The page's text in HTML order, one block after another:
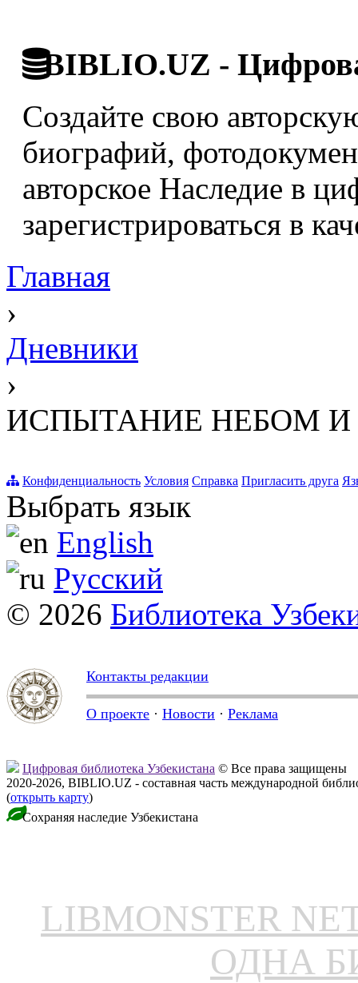
BIBLIO.UZ -
Создайте свою
биографий,
авторское Наследие в
зарегистрироваться в
Главная
›
Дневники
›
ИСПЫТАНИЕ НЕБОМ
Конфиденциальность Условия Справка Пригласить друга
Выбрать язык
English
Русский
© 2026 Библиотека
Контакты редакции
О проекте · Новости · Реклама
Цифровая библиотека Узбекистана © Все права защищены
2020-2026, BIBLIO.UZ - составная часть международной
(открыть карту)
Сохраняя наследие Узбекистана
LIBMONSTER
ОДНА